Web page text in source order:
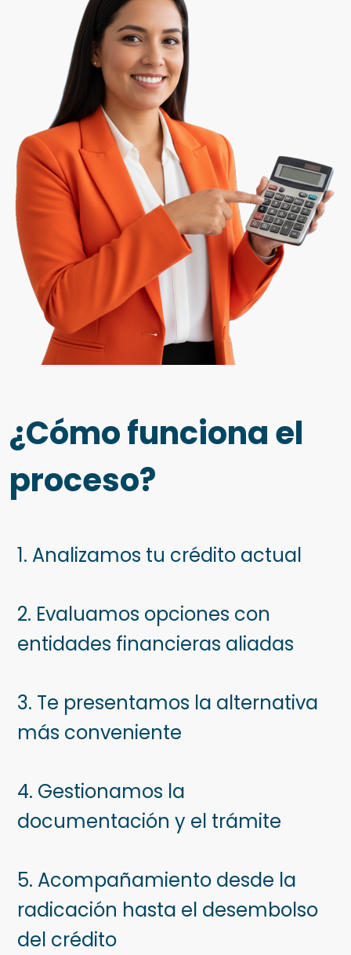
¿Cómo funciona el
proceso?
1. Analizamos tu crédito actual
2. Evaluamos opciones con
entidades financieras aliadas
3. Te presentamos la alternativa
más conveniente
4. Gestionamos la
documentación y el trámite
5. Acompañamiento desde la
radicación hasta el desembolso
del crédito